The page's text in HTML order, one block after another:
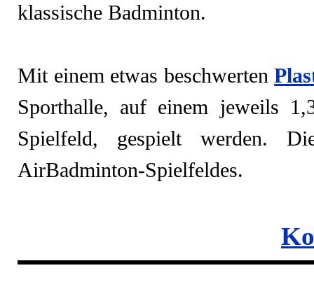
klassische Badminton.
Mit einem etwas beschwerten
Sporthalle, auf einem jeweils
Spielfeld, gespielt werden.
AirBadminton-Spielfeldes.